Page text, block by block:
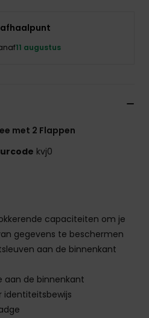
afhaalpunt
11 augustus
met 2 Flappen
kvj0
capaciteiten om je
gegevens te beschermen
aan de binnenkant
aan de binnenkant
identiteitsbewijs